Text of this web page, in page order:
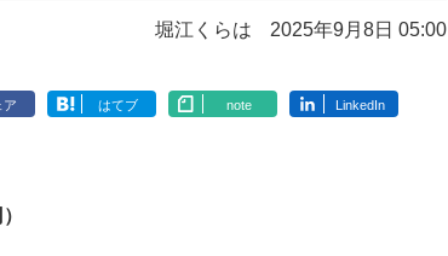
堀江くらは 2025年9月8日 05:00
ア はてブ note LinkedIn